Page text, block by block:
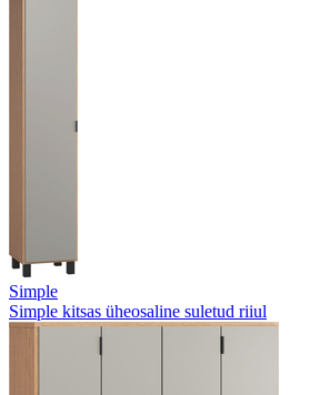
Simple
Simple kitsas üheosaline suletud riiul